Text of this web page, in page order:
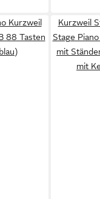
Kurzweil
88 Tasten
Kurzweil
Stage
mit
mit